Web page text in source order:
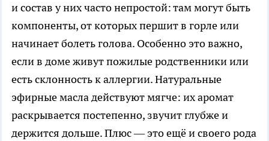
и состав у них часто непростой: там могут быть
компоненты, от которых першит в горле или
начинает болеть голова. Особенно это важно,
если в доме живут пожилые родственники или
есть склонность к аллергии. Натуральные
эфирные масла действуют мягче: их аромат
раскрывается постепенно, звучит глубже и
держится дольше. Плюс — это ещё и своего рода